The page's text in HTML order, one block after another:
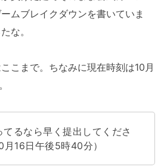
ムブレイクダウンを書いていま
な。
こまで。ちなみに現在時刻は10月
てるなら早く提出してくださ
月16日午後5時40分）